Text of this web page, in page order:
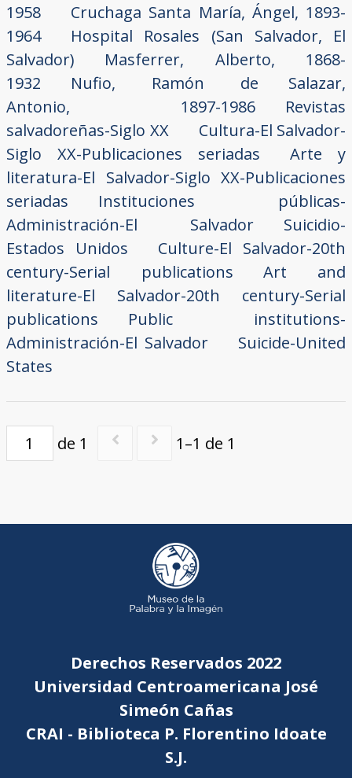
1958
Cruchaga Santa María, Ángel, 1893-
1964
Hospital Rosales (San Salvador, El
Salvador)
Masferrer, Alberto, 1868-
1932
Nufio, Ramón de
Salazar,
Antonio, 1897-1986
Revistas
salvadoreñas-Siglo XX
Cultura-El Salvador-
Siglo XX-Publicaciones seriadas
Arte y
literatura-El Salvador-Siglo XX-Publicaciones
seriadas
Instituciones públicas-
Administración-El Salvador
Suicidio-
Estados Unidos
Culture-El Salvador-20th
century-Serial publications
Art and
literature-El Salvador-20th century-Serial
publications
Public institutions-
Administración-El Salvador
Suicide-United
States
de 1 1–1 de 1
Derechos Reservados 2022
Universidad Centroamericana José
Simeón Cañas
CRAI - Biblioteca P. Florentino Idoate
S.J.